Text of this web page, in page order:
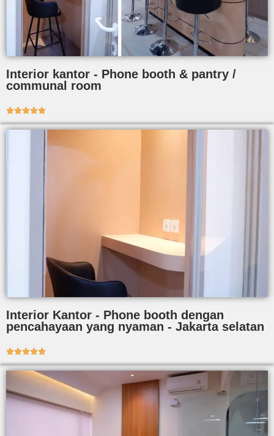
Interior kantor - Phone booth & pantry /
communal room

Interior Kantor - Phone booth dengan
pencahayaan yang nyaman - Jakarta selatan
